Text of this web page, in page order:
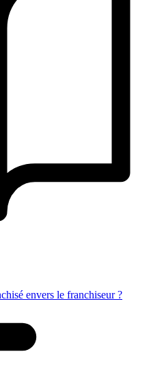
envers le franchiseur ?